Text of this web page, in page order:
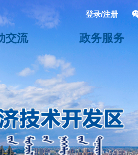
登录/注册
交流 政务服务